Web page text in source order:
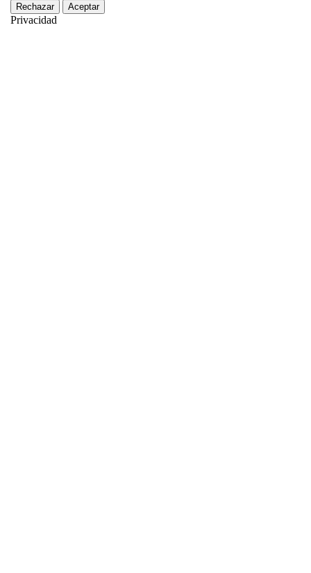
Rechazar
Aceptar
Privacidad